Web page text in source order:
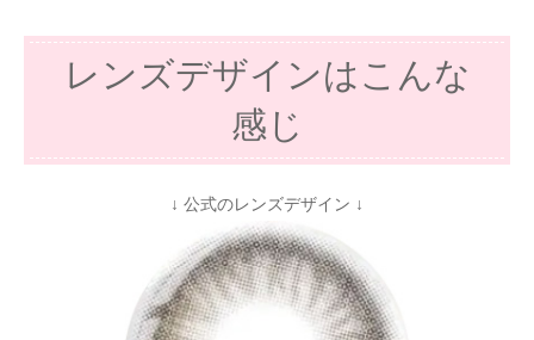
レンズデザインはこんな
感じ
↓ 公式のレンズデザイン ↓